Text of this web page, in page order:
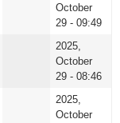
October
29 - 09:49
2025,
October
29 - 08:46
2025,
October